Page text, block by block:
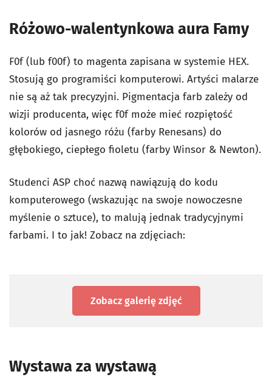
Różowo-walentynkowa aura Famy
F0f (lub f00f) to magenta zapisana w systemie HEX.
Stosują go programiści komputerowi. Artyści malarze
nie są aż tak precyzyjni. Pigmentacja farb zależy od
wizji producenta, więc f0f może mieć rozpiętość
kolorów od jasnego różu (farby Renesans) do
głębokiego, ciepłego fioletu (farby Winsor & Newton).
Studenci ASP choć nazwą nawiązują do kodu
komputerowego (wskazując na swoje nowoczesne
myślenie o sztuce), to malują jednak tradycyjnymi
farbami. I to jak! Zobacz na zdjęciach:
Zobacz galerię zdjęć
Wystawa za wystawą